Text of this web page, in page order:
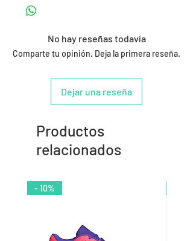
No hay reseñas todavía
Comparte tu opinión. Deja la primera reseña.
Dejar una reseña
Productos
relacionados
- 10%